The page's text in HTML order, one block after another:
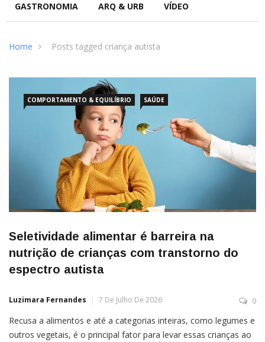
GASTRONOMIA ARQ & URB VÍDEO
Home Posts tagged criança autista
COMPORTAMENTO & EQUILÍBRIO SAÚDE
Seletividade alimentar é barreira na
nutrição de crianças com transtorno do
espectro autista
Luzimara Fernandes 7 De Julho De 2026 0
Recusa a alimentos e até a categorias inteiras, como legumes e
outros vegetais, é o principal fator para levar essas crianças ao